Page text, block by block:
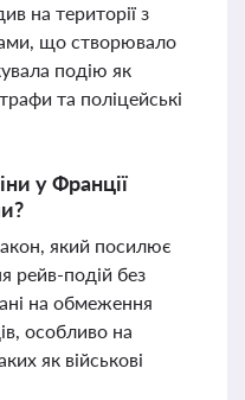
на території з
що створювало
подію як
та поліцейські
у Франції
який посилює
рейв-подій без
на обмеження
особливо на
як військові